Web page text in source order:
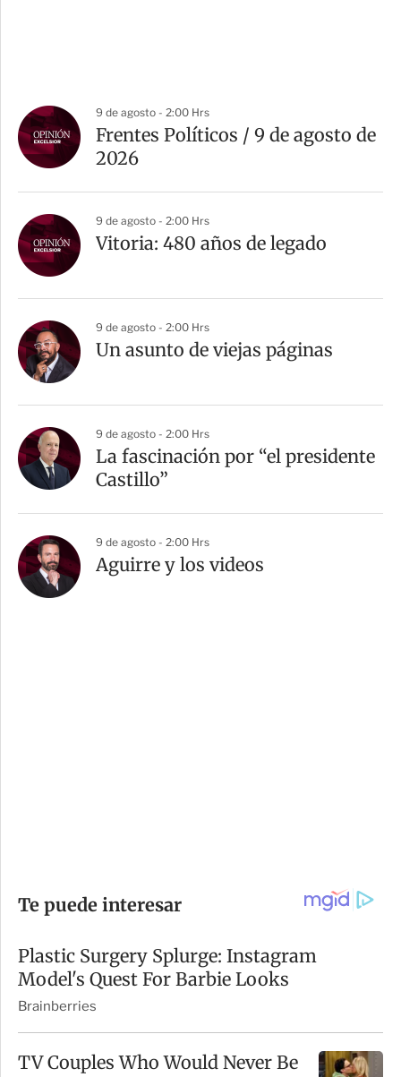
9 de agosto - 2:00 Hrs
Frentes Políticos / 9 de agosto de
2026
9 de agosto - 2:00 Hrs
Vitoria: 480 años de legado
9 de agosto - 2:00 Hrs
Un asunto de viejas páginas
9 de agosto - 2:00 Hrs
La fascinación por “el presidente
Castillo”
9 de agosto - 2:00 Hrs
Aguirre y los videos